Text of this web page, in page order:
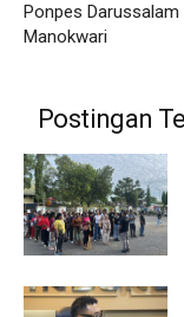
Ponpes Darussalam
Manokwari
Postingan